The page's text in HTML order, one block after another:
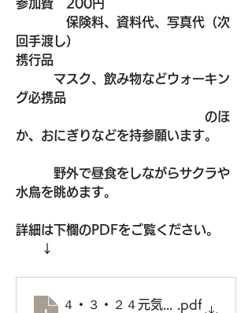
参加費　200円
保険料、資料代、写真代（次
回手渡し）
携行品
マスク、飲み物などウォーキン
グ必携品
のほ
か、おにぎりなどを持参願います。
野外で昼食をしながらサクラや
水鳥を眺めます。
詳細は下欄のPDFをご覧ください。
↓
４・３・２４元気で歩こう会（表
.pdf